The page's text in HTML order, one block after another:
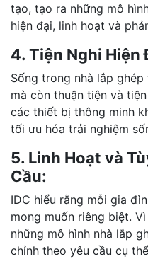
tạo, tạo ra những mô
hiện đại, linh hoạt và
4. Tiện Nghi Hiện
Sống trong nhà lắp
mà còn thuận tiện và
các thiết bị thông minh
tối ưu hóa trải nghiệm
5. Linh Hoạt và
Cầu:
IDC hiểu rằng mỗi gia
mong muốn riêng biệt.
những mô hình nhà lắp
chỉnh theo yêu cầu cụ